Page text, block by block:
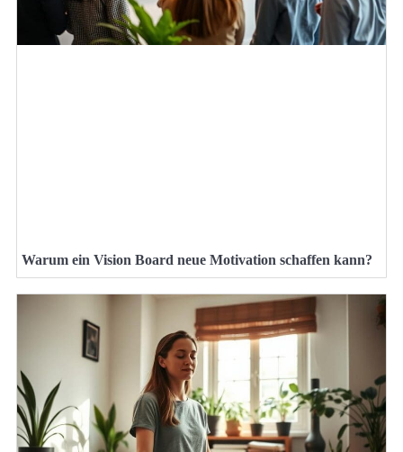
Warum ein Vision Board neue Motivation schaffen kann?